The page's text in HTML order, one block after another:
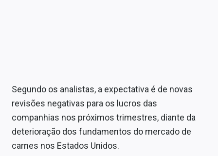
Segundo os analistas, a expectativa é de novas
revisões negativas para os lucros das
companhias nos próximos trimestres, diante da
deterioração dos fundamentos do mercado de
carnes nos Estados Unidos.